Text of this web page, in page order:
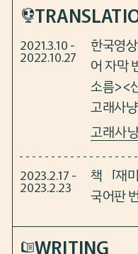
TRANS
2021.3.10 -
2022.10.27
한국영
어 자막
소름><
고래사
고래사
2023.2.17 -
2023.2.23
책「재
국어판
WRITING